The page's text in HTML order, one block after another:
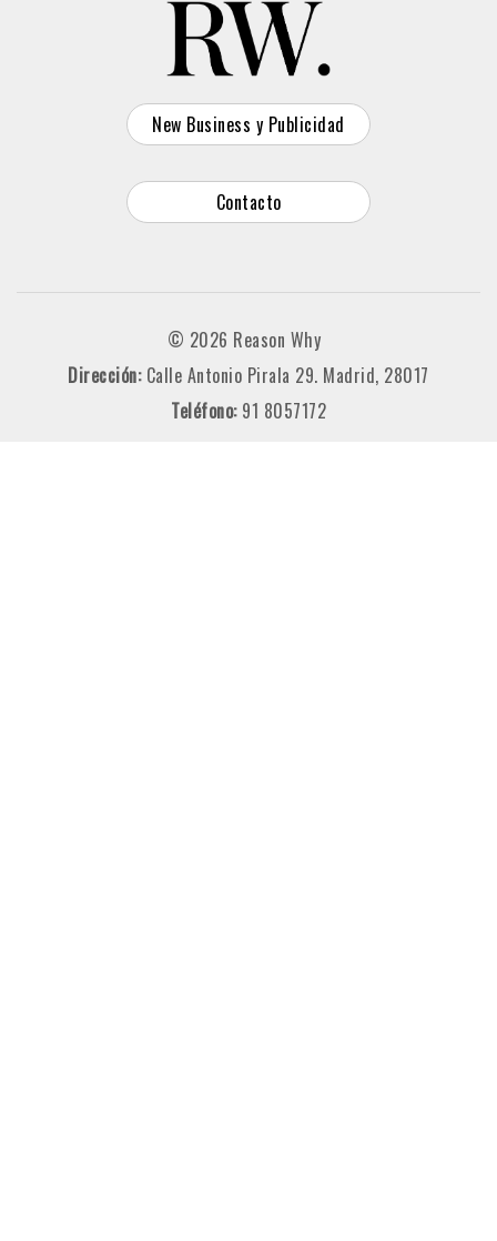
New Business y Publicidad
Contacto
© 2026 Reason Why
Dirección: Calle Antonio Pirala 29. Madrid, 28017
Teléfono: 91 8057172